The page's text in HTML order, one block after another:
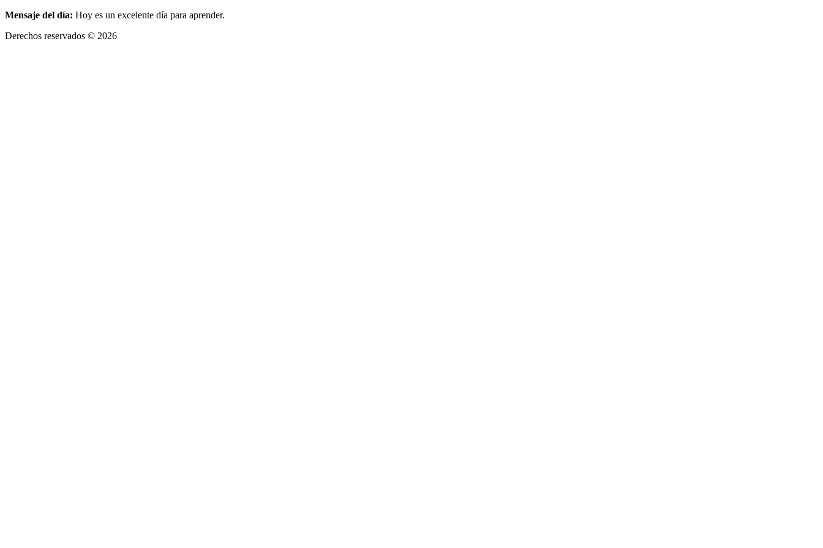
Mensaje del día: Hoy es un excelente día para aprender.
Derechos reservados © 2026